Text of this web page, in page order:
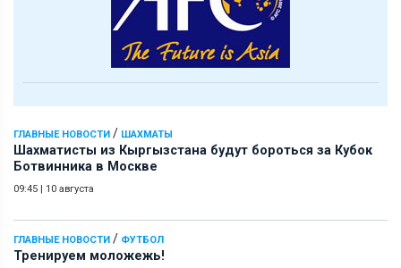
ГЛАВНЫЕ НОВОСТИ / ШАХМАТЫ
Шахматисты из Кыргызстана будут бороться за Кубок
Ботвинника в Москве
09:45 | 10 августа
ГЛАВНЫЕ НОВОСТИ / ФУТБОЛ
Тренируем моложежь!